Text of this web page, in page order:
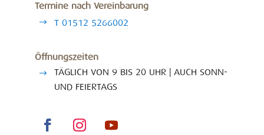
Termine nach Vereinbarung
T 01512 5266002
Öffnungszeiten
TÄGLICH VON 9 BIS 20 UHR | AUCH SONN-
UND FEIERTAGS